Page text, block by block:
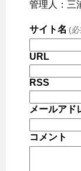
管理人：三
サイト名 (
URL
RSS
メールアド
コメント